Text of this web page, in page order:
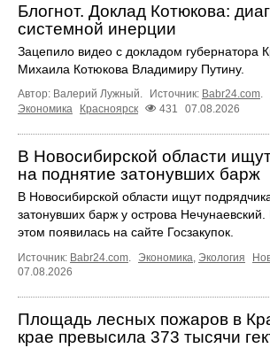
Блогнот. Доклад Котюкова:
системной инерции
Зацепило видео с докладом губернатора
Михаила Котюкова Владимиру Путину.
Автор: Валерий Лужный. Источник: Babr24.com
Экономика
Красноярск 431 07.08.2026
В Новосибирской области
на поднятие затонувших барж
В Новосибирской области ищут
затонувших барж у острова
этом появилась на сайте Госзакупок.
Источник: Babr24.com. Экономика, Экология
07.08.2026
Площадь лесных пожаров в
крае превысила 373 тысячи